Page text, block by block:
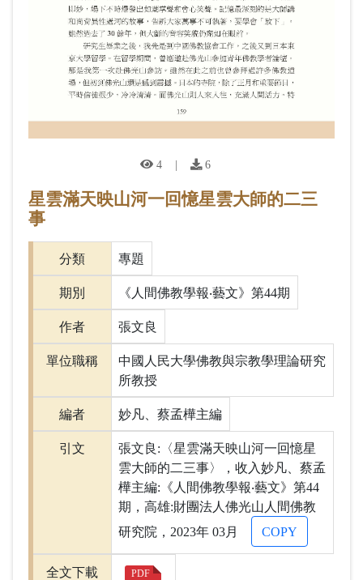
4 | 6
星雲滿天映山河一回憶星雲大師的二三
事
分類 專題
期別 《人間佛教學報‧藝文》第44期
作者 張文良
單位職稱
中國人民大學佛教與宗教學理論研究
所教授
編者 妙凡、蔡孟樺主編
引文
張文良:〈星雲滿天映山河一回憶星
雲大師的二三事〉，收入妙凡、蔡孟
樺主編:《人間佛教學報‧藝文》第44
期，高雄:財團法人佛光山人間佛教
研究院，2023年 03月
COPY
全文下載 PDF